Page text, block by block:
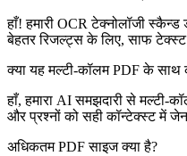
हाँ! हमारी OCR टेक्नोलॉजी
बेहतर रिजल्ट्स के लिए, साफ
क्या यह मल्टी-कॉलम PDF के साथ
हाँ, हमारा AI समझदारी से
और प्रश्नों को सही कॉन्टेक्स्ट में
अधिकतम PDF साइज क्या है?